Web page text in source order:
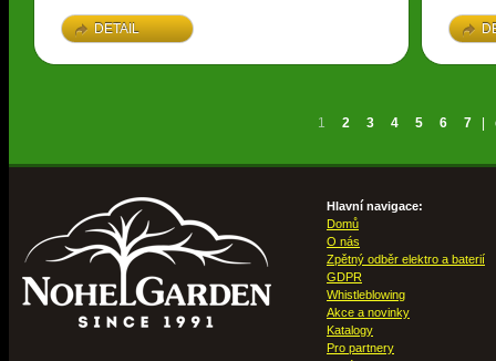
DETAIL
1 2 3 4 5 6 7
Hlavní navigace:
Domů
O nás
Zpětný odběr elektro a baterií
GDPR
Whistleblowing
Akce a novinky
Katalogy
Pro partnery